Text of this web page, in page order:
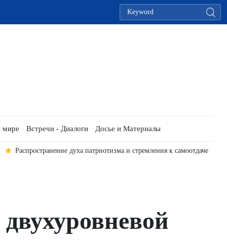
мире Встречи - Диалоги Досье и Материалы
Распространение духа патриотизма и стремления к самоотдаче